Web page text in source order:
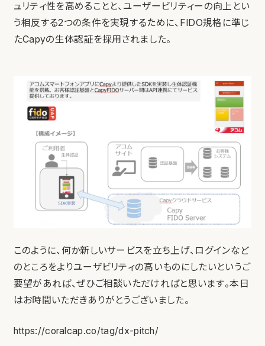
ュリティ性を高めることと、ユーザービリティーの向上とい
う相反する2つの条件を実現するために、FIDO規格に準じ
たCapyの生体認証を採用されました。
このように、何か新しいサービスを立ち上げ、ログインなど
のところをよりユーザビリティの高いものにしたいというご
要望があれば、ぜひご相談いただければと思います。本日
はお時間いただきありがとうございました。
https://coralcap.co/tag/dx-pitch/